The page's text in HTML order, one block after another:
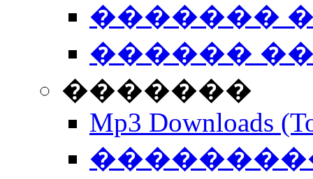
�������
������
�������
Mp3 Downloads